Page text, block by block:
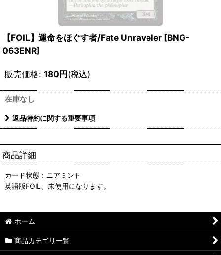
【FOIL】運命をほぐす者/Fate Unraveler [BNG-
063ENR]
販売価格: 180円(税込)
在庫なし
返品特約に関する重要事項
商品詳細
カード状態：ニアミント
英語版FOIL、未使用になります。
ホーム
商品カテゴリ一覧